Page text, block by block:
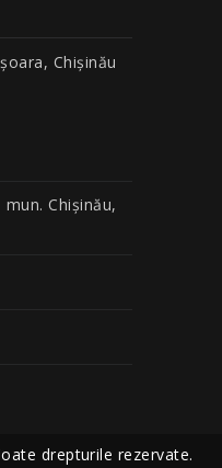
Chișinău
Chişinău,
drepturile rezervate.